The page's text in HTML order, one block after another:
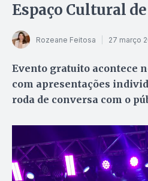
Espaço Cultural
Rozeane Feitosa 27 março
Evento gratuito acontece
com apresentações
roda de conversa com o